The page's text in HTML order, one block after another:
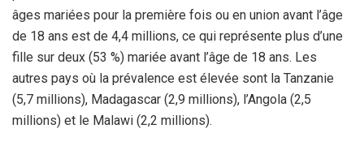
âges mariées pour la première fois ou en union avant l’âge
de 18 ans est de 4,4 millions, ce qui représente plus d’une
fille sur deux (53 %) mariée avant l’âge de 18 ans. Les
autres pays où la prévalence est élevée sont la Tanzanie
(5,7 millions), Madagascar (2,9 millions), l’Angola (2,5
millions) et le Malawi (2,2 millions).